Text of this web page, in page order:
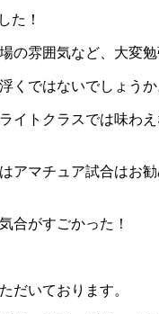
た！
雰囲気など、大変
くではないでしょうか
トクラスでは味わ
アマチュア試合は
合がすごかった！
だいております。